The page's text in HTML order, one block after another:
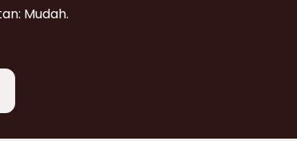
Mudah.